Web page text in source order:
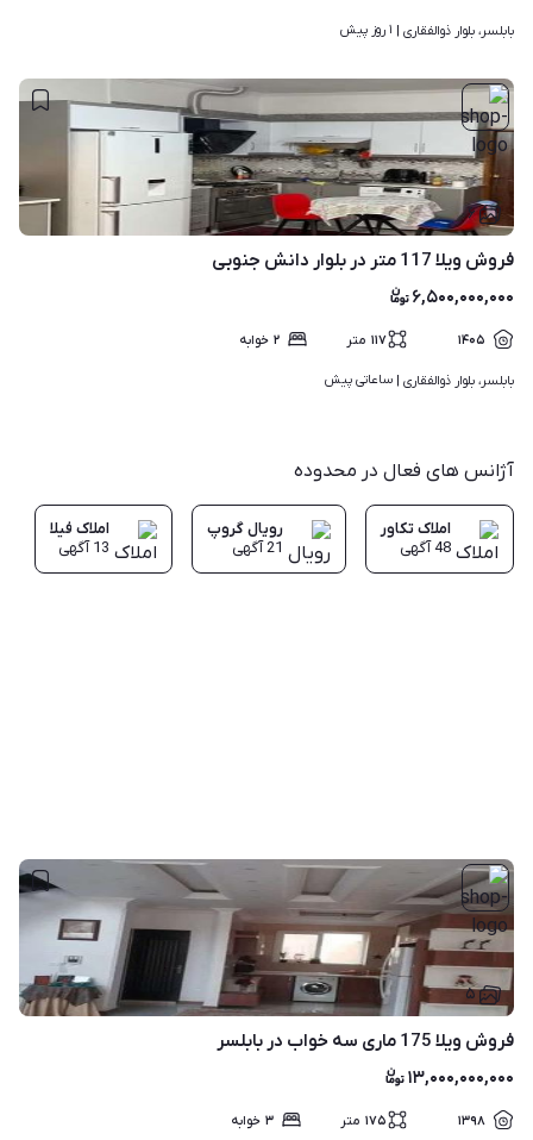
بابلسر، بلوار ذوالفقاری | ۱ روز پیش
۶
فروش ویلا 117 متر در بلوار دانش جنوبی
۶,۵۰۰,۰۰۰,۰۰۰
۱۴۰۵ ۱۱۷ متر ۲ خوابه
بابلسر، بلوار ذوالفقاری | ساعاتی پیش
آژانس های فعال در محدوده
املاک تکاور
48آگهی
رویال گروپ
21آگهی
املاک فیلا
13 آگهی
۵
فروش ویلا 175 ماری سه خواب در بابلسر
۱۳,۰۰۰,۰۰۰,۰۰۰
۱۳۹۸ ۱۷۵ متر ۳ خوابه